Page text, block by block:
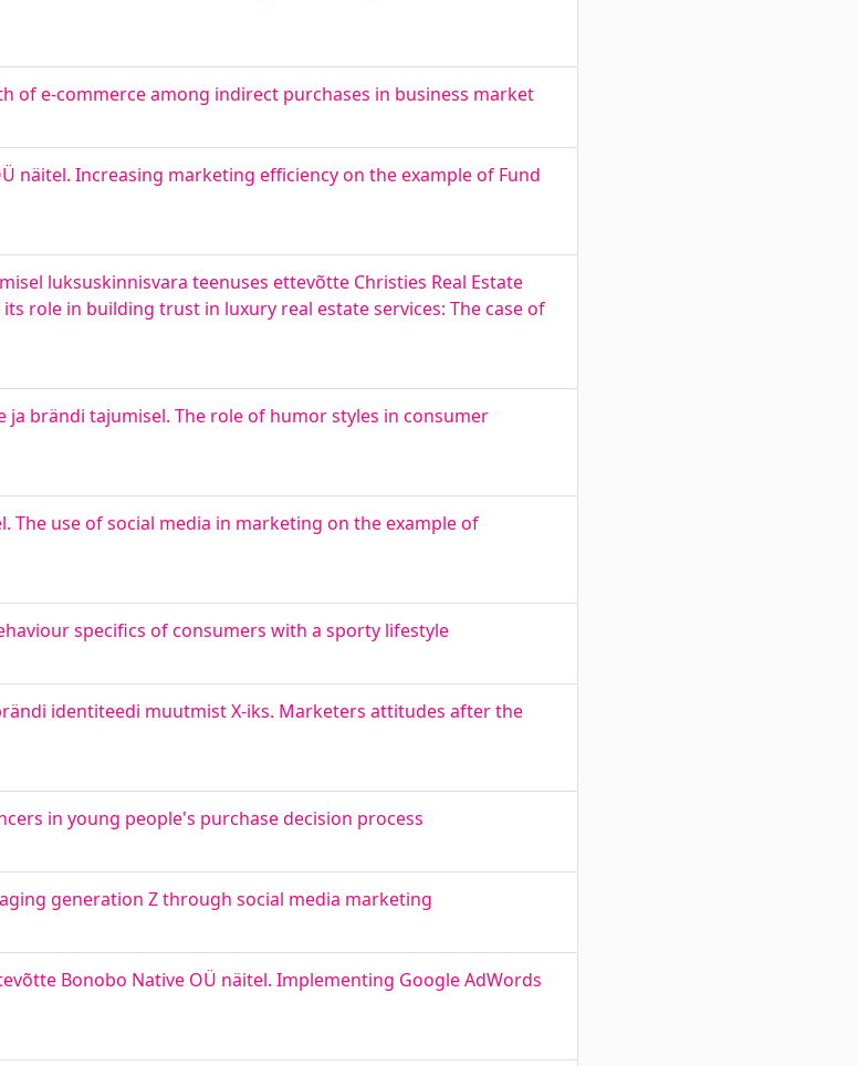
of e-commerce among indirect purchases in business market
näitel. Increasing marketing efficiency on the example of Fund
luksuskinnisvara teenuses ettevõtte Christies Real Estate
role in building trust in luxury real estate services: The case of
brändi tajumisel. The role of humor styles in consumer
The use of social media in marketing on the example of
specifics of consumers with a sporty lifestyle
identiteedi muutmist X-iks. Marketers attitudes after the
in young people's purchase decision process
generation Z through social media marketing
Bonobo Native OÜ näitel. Implementing Google AdWords